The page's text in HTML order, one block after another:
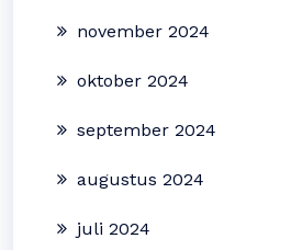
november 2024
oktober 2024
september 2024
augustus 2024
juli 2024